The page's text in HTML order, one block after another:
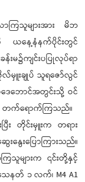
ကြသူများအား မိဘ
ကို ယနေ့နံနက်ပိုင်းတွင်
၌ကျင်းပပြုလုပ်ရာ
လ်မှူးချုပ် သူရဇော်လွင်
ပဒေဘောင်အတွင်းသို့ ဝင်
တက်ရောက်ကြသည်။
ပြီး တိုင်းမှူးက တရား
နွေးပြောကြားသည်။
သူများက ၎င်းတို့နှင့်
နတ် ၁ လက်၊ M4 A1